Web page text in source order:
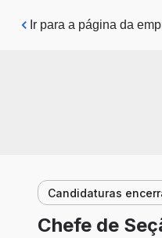
Pular para o conteúdo
Ir para a página da
Candidaturas
Chefe de